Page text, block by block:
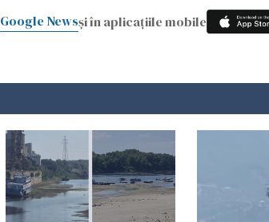
Google Newsși în aplicațiile mobile